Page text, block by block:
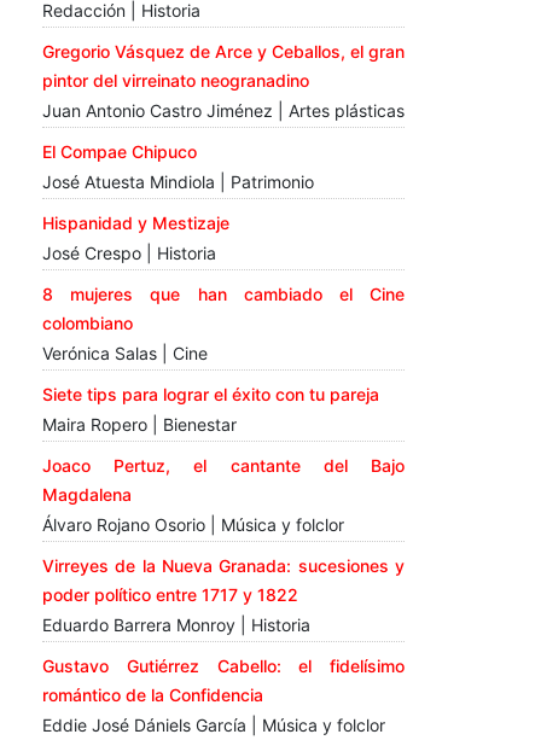
Redacción | Historia
Gregorio Vásquez de Arce y Ceballos, el gran
pintor del virreinato neogranadino
Juan Antonio Castro Jiménez | Artes plásticas
El Compae Chipuco
José Atuesta Mindiola | Patrimonio
Hispanidad y Mestizaje
José Crespo | Historia
8 mujeres que han cambiado el Cine
colombiano
Verónica Salas | Cine
Siete tips para lograr el éxito con tu pareja
Maira Ropero | Bienestar
Joaco Pertuz, el cantante del Bajo
Magdalena
Álvaro Rojano Osorio | Música y folclor
Virreyes de la Nueva Granada: sucesiones y
poder político entre 1717 y 1822
Eduardo Barrera Monroy | Historia
Gustavo Gutiérrez Cabello: el fidelísimo
romántico de la Confidencia
Eddie José Dániels García | Música y folclor